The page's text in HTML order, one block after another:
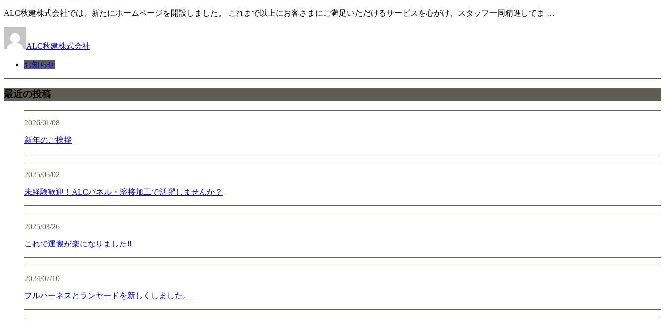
ALC秋建株式会社では、新たにホームページを開設しました。 これまで以上にお客さまにご満足いただけるサービスを心がけ、スタッフ一同精進してま …
ALC秋建株式会社
お知らせ
最近の投稿
2026/01/08
新年のご挨拶
2025/06/02
未経験歓迎！ALCパネル・溶接加工で活躍しませんか？
2025/03/26
これで運搬が楽になりました‼︎
2024/07/10
フルハーネスとランヤードを新しくしました。